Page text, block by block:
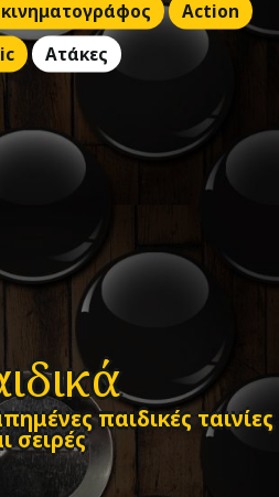
κινηματογράφος
Action
Ατάκες
παιδικές ταινίες
σειρές